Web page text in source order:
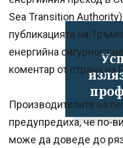
Sea Transition
публикацията на
енергийна сигурност
коментар от страна на
Производителите на
предупредиха, че по-
може да доведе до